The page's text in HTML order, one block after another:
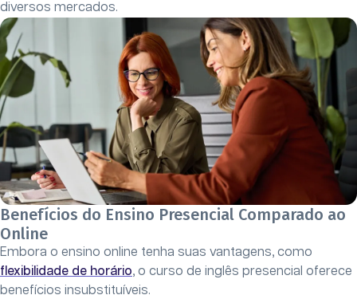
diversos mercados.
Benefícios do Ensino Presencial Comparado ao
Online
Embora o ensino online tenha suas vantagens, como
flexibilidade de horário, o curso de inglês presencial oferece
benefícios insubstituíveis.